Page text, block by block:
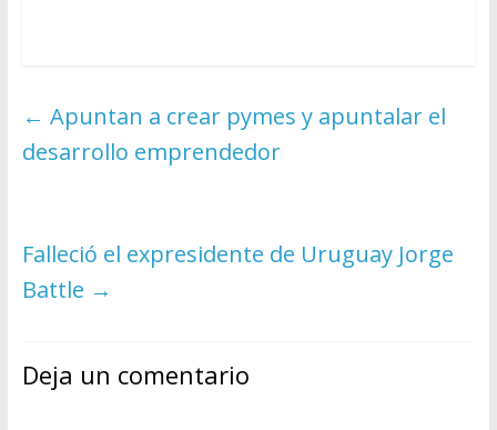
← Apuntan a crear pymes y apuntalar el
desarrollo emprendedor
Falleció el expresidente de Uruguay Jorge
Battle →
Deja un comentario